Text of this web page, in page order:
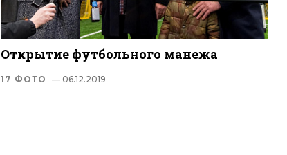
Открытие футбольного манежа
17 ФОТО — 06.12.2019